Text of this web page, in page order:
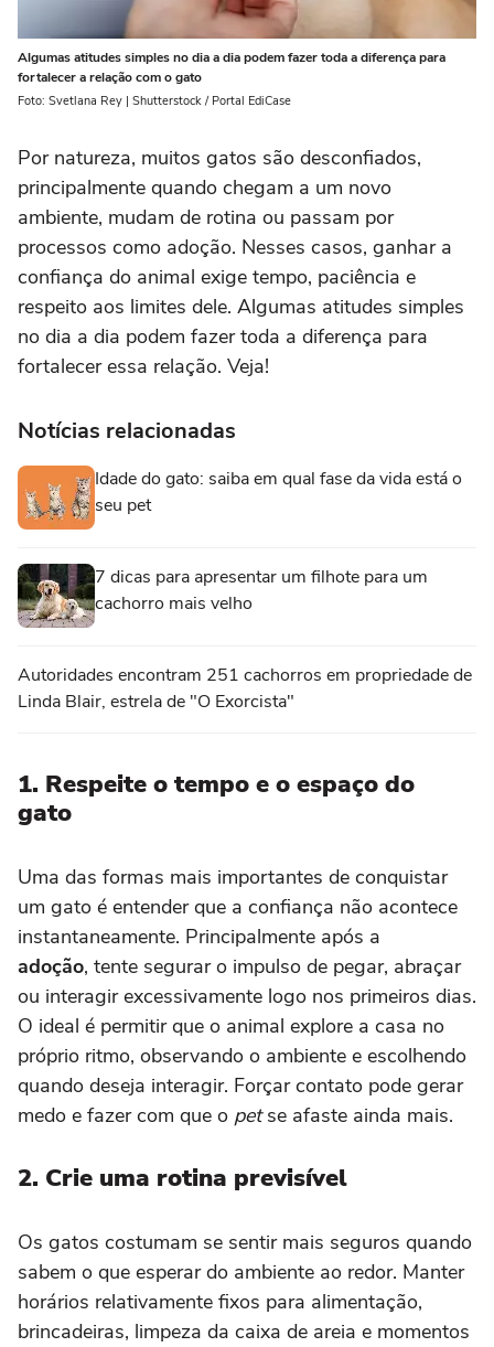
Algumas atitudes simples no dia a dia podem fazer toda a diferença para
fortalecer a relação com o gato
Foto: Svetlana Rey | Shutterstock / Portal EdiCase
Por natureza, muitos gatos são desconfiados,
principalmente quando chegam a um novo
ambiente, mudam de rotina ou passam por
processos como adoção. Nesses casos, ganhar a
confiança do animal exige tempo, paciência e
respeito aos limites dele. Algumas atitudes simples
no dia a dia podem fazer toda a diferença para
fortalecer essa relação. Veja!
Notícias relacionadas
Idade do gato: saiba em qual fase da vida está o
seu pet
7 dicas para apresentar um filhote para um
cachorro mais velho
Autoridades encontram 251 cachorros em propriedade de
Linda Blair, estrela de "O Exorcista"
1. Respeite o tempo e o espaço do
gato
Uma das formas mais importantes de conquistar
um gato é entender que a confiança não acontece
instantaneamente. Principalmente após a
adoção, tente segurar o impulso de pegar, abraçar
ou interagir excessivamente logo nos primeiros dias.
O ideal é permitir que o animal explore a casa no
próprio ritmo, observando o ambiente e escolhendo
quando deseja interagir. Forçar contato pode gerar
medo e fazer com que o petse afaste ainda mais.
2. Crie uma rotina previsível
Os gatos costumam se sentir mais seguros quando
sabem o que esperar do ambiente ao redor. Manter
horários relativamente fixos para alimentação,
brincadeiras, limpeza da caixa de areia e momentos